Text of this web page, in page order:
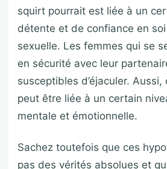
squirt pourrait est liée à un
détente et de confiance en soi
sexuelle. Les femmes qui se
en sécurité avec leur
susceptibles d’éjaculer.
peut être liée à un certain
mentale et émotionnelle.
Sachez toutefois que ces
pas des vérités absolues et